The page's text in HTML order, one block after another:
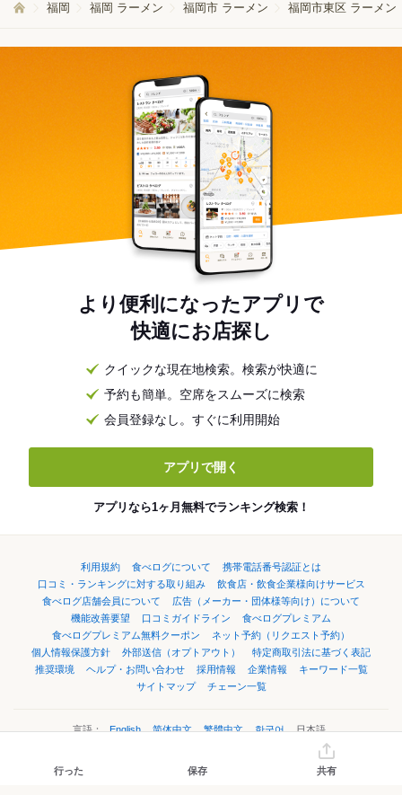
福岡 福岡 ラーメン 福岡市 ラーメン 福岡市東区 ラーメン
より便利になったアプリで
快適にお店探し
クイックな現在地検索。検索が快適に
予約も簡単。空席をスムーズに検索
会員登録なし。すぐに利用開始
アプリで開く
アプリなら1ヶ月無料でランキング検索！
利用規約 食べログについて
携帯電話番号認証とは
口コミ・ランキングに対する取り組み
飲食店・飲食企業様向けサービス
食べログ店舗会員について
広告（メーカー・団体様等向け）について
機能改善要望
口コミガイドライン
食べログプレミアム
食べログプレミアム無料クーポン
ネット予約（リクエスト予約）
個人情報保護方針
外部送信（オプトアウト）
特定商取引法に基づく表記
推奨環境
ヘルプ・お問い合わせ 採用情報 企業情報
キーワード一覧
サイトマップ
チェーン一覧
言語： English 简体中文 繁體中文 한국어 日本語
©Kakaku.com, Inc.
行った 保存 共有